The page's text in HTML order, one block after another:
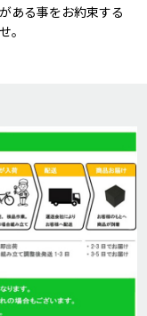
ある事をお約束する
。